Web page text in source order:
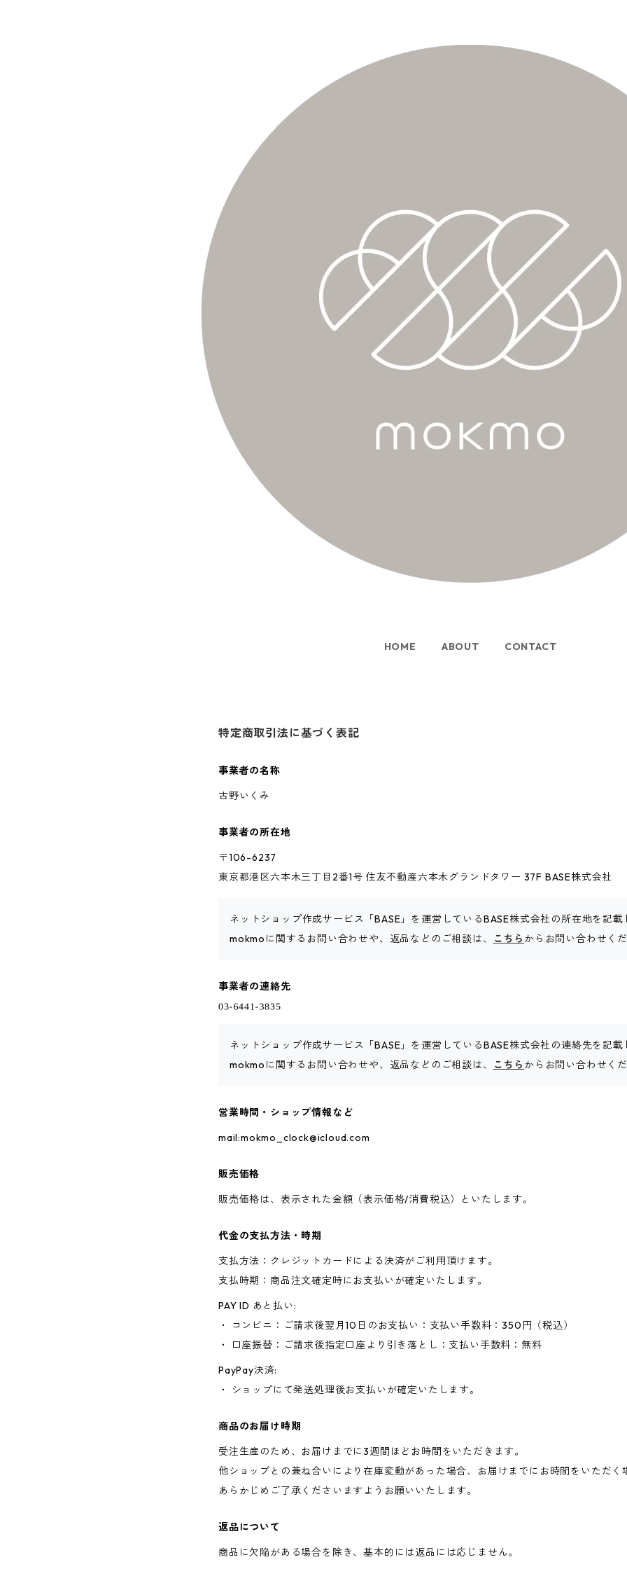
HOME ABOUT CONTACT
特定商取引法に基づく表記
事業者の名称
古野いくみ
事業者の所在地
〒106-6237
東京都港区六本木三丁目2番1号 住友不動産六本木グランドタワー 37F BASE株式会社
ネットショップ作成サービス「BASE」を運営しているBASE株式会社の所在地を記載
mokmoに関するお問い合わせや、返品などのご相談は、
こちら からお問い合わせくだ
事業者の連絡先
ネットショップ作成サービス「BASE」を運営しているBASE株式会社の連絡先を記載
mokmoに関するお問い合わせや、返品などのご相談は、
こちら からお問い合わせくだ
営業時間・ショップ情報など
mail:mokmo_clock@icloud.com
販売価格
販売価格は、表示された金額（表示価格/消費税込）といたします。
代金の支払方法・時期
支払方法：クレジットカードによる決済がご利用頂けます。
支払時期：商品注文確定時にお支払いが確定いたします。
PAY ID あと払い:
・ コンビニ：ご請求後翌月10日のお支払い：支払い手数料：350円（税込）
・ 口座振替：ご請求後指定口座より引き落とし：支払い手数料：無料
PayPay決済:
・ ショップにて発送処理後お支払いが確定いたします。
商品のお届け時期
受注生産のため、お届けまでに3週間ほどお時間をいただきます。
他ショップとの兼ね合いにより在庫変動があった場合、お届けまでにお時間をいただく
あらかじめご了承くださいますようお願いいたします。
返品について
商品に欠陥がある場合を除き、基本的には返品には応じません。